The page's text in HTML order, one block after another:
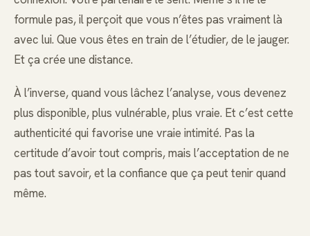
formule pas, il perçoit que vous n’êtes pas vraiment là
avec lui. Que vous êtes en train de l’étudier, de le jauger.
Et ça crée une distance.
À l’inverse, quand vous lâchez l’analyse, vous devenez
plus disponible, plus vulnérable, plus vraie. Et c’est cette
authenticité qui favorise une vraie intimité. Pas la
certitude d’avoir tout compris, mais l’acceptation de ne
pas tout savoir, et la confiance que ça peut tenir quand
même.